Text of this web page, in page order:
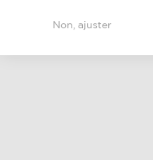
Non, ajuster